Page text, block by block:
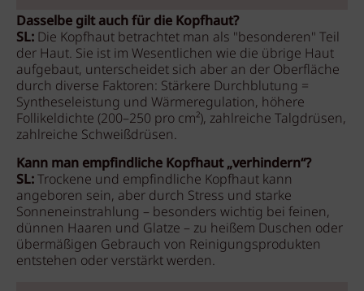
Dasselbe gilt auch für die Kopfhaut?
SL: Die Kopfhaut betrachtet man als "besonderen" Teil
der Haut. Sie ist im Wesentlichen wie die übrige Haut
aufgebaut, unterscheidet sich aber an der Oberfläche
durch diverse Faktoren: Stärkere Durchblutung =
Syntheseleistung und Wärmeregulation, höhere
Follikeldichte (200–250 pro cm²), zahlreiche Talgdrüsen,
zahlreiche Schweißdrüsen.
Kann man empfindliche Kopfhaut „verhindern“?
SL:Trockene und empfindliche Kopfhaut kann
angeboren sein, aber durch Stress und starke
Sonneneinstrahlung – besonders wichtig bei feinen,
dünnen Haaren und Glatze – zu heißem Duschen oder
übermäßigen Gebrauch von Reinigungsprodukten
entstehen oder verstärkt werden.